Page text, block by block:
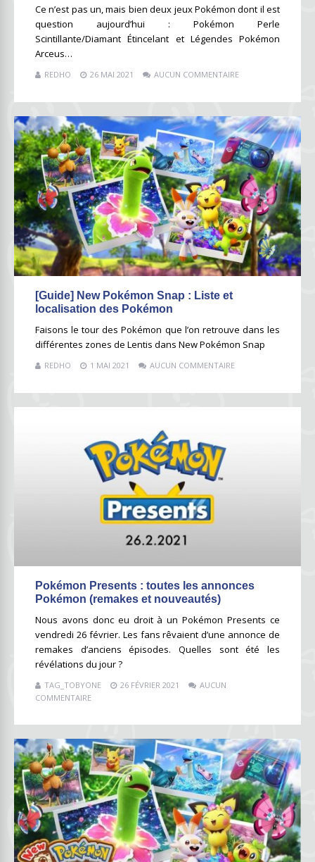
Ce n’est pas un, mais bien deux jeux Pokémon dont il est
question aujourd’hui : Pokémon Perle
Scintillante/Diamant Étincelant et Légendes Pokémon
Arceus…
REDHO 26 MAI 2021 AUCUN COMMENTAIRE
[Guide] New Pokémon Snap : Liste et
localisation des Pokémon
Faisons le tour des Pokémon que l’on retrouve dans les
différentes zones de Lentis dans New Pokémon Snap
REDHO 1 MAI 2021 AUCUN COMMENTAIRE
Pokémon Presents : toutes les annonces
Pokémon (remakes et nouveautés)
Nous avons donc eu droit à un Pokémon Presents ce
vendredi 26 février. Les fans rêvaient d’une annonce de
remakes d’anciens épisodes. Quelles sont été les
révélations du jour ?
TAG_TOBYONE 26 FÉVRIER 2021
AUCUN
COMMENTAIRE